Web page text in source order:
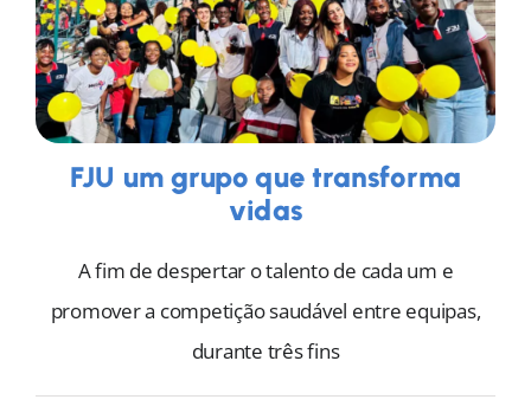
FJU um grupo que transforma
vidas
A fim de despertar o talento de cada um e
promover a competição saudável entre equipas,
durante três fins